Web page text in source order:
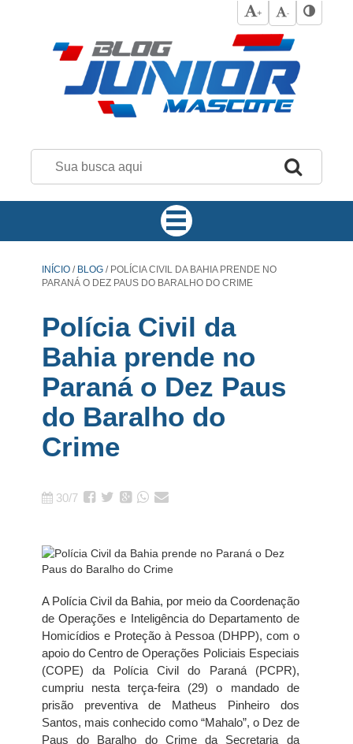
+ -
INÍCIO / BLOG /POLÍCIA CIVIL DA BAHIA PRENDE NO
PARANÁ O DEZ PAUS DO BARALHO DO CRIME
Polícia Civil da
Bahia prende no
Paraná o Dez Paus
do Baralho do
Crime
30/7
A Polícia Civil da Bahia, por meio da Coordenação
de Operações e Inteligência do Departamento de
Homicídios e Proteção à Pessoa (DHPP), com o
apoio do Centro de Operações Policiais Especiais
(COPE) da Polícia Civil do Paraná (PCPR),
cumpriu nesta terça-feira (29) o mandado de
prisão preventiva de Matheus Pinheiro dos
Santos, mais conhecido como “Mahalo”, o Dez de
Paus do Baralho do Crime da Secretaria da